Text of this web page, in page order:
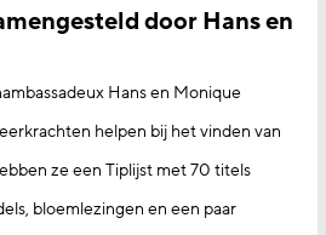
door Hans en
Hans en Monique
helpen bij het vinden van
ze een Tiplijst met 70 titels
bloemlezingen en een paar